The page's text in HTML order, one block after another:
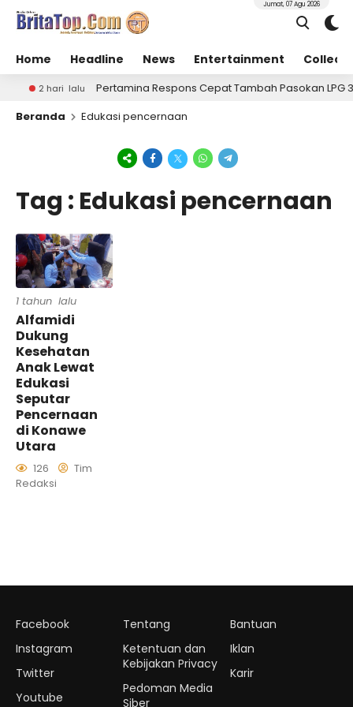
Home Headline News Entertainment
Jumat, 07 Agu 2026
2 hari lalu
Pertamina Respons Cepat Tambah Pasokan LPG
Beranda
Edukasi pencernaan
Tag : Edukasi pencernaan
1 tahun lalu
Alfamidi
Dukung
Kesehatan
Anak Lewat
Edukasi
Seputar
Pencernaan
di Konawe
Utara
126
Tim
Redaksi
Facebook
Instagram
Twitter
Youtube
Tentang
Ketentuan dan
Kebijakan Privacy
Pedoman Media
Siber
Bantuan
Iklan
Karir